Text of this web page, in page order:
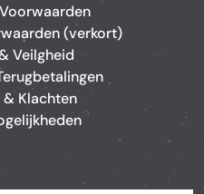
(verkort)
Veilgheid
Klachten